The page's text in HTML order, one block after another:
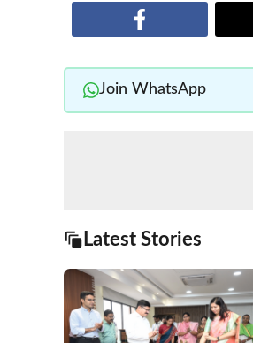
Join WhatsApp
Latest Stories